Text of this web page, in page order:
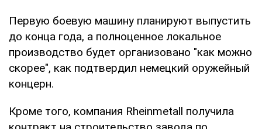
Первую боевую машину планируют выпустить
до конца года, а полноценное локальное
производство будет организовано "как можно
скорее", как подтвердил немецкий оружейный
концерн.
Кроме того, компания Rheinmetall получила